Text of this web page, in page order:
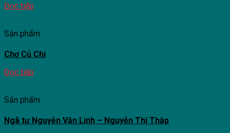
Đọc tiếp
Sản phẩm
Chợ Củ Chi
Đọc tiếp
Sản phẩm
Ngã tư Nguyễn Văn Linh – Nguyễn Thị Thập